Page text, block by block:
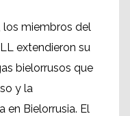
los miembros del
extendieron su
bielorrusos que
y la
en Bielorrusia. El